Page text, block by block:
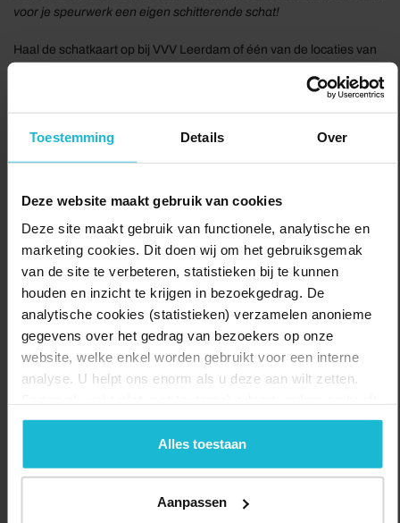
Toestemming Details Over
Deze website maakt gebruik van cookies
Deze site maakt gebruik van functionele, analytische en
marketing cookies. Dit doen wij om het gebruiksgemak
van de site te verbeteren, statistieken bij te kunnen
houden en inzicht te krijgen in bezoekgedrag. De
analytische cookies (statistieken) verzamelen anonieme
gegevens over het gedrag van bezoekers op onze
website, welke enkel worden gebruikt voor een interne
analyse. U helpt ons enorm als u deze aan wilt zetten.
geen commerciële doelstelling. U kunt deze cookies via
de knoppen accepteren, beheren of weigeren.
Alles toestaan
Aanpassen
voor je speurwerk een eigen schitterende schat!
Haal de schatkaart op bij VVV Leerdam of één van de locaties van
plaats op de tribune en ontdek hoe deze prachtige objecten worden
gemaakt.
Wanneer: elke dinsdag, woensdag, donderdag, vrijdag en zaterdag
Bezoek de website Delen: